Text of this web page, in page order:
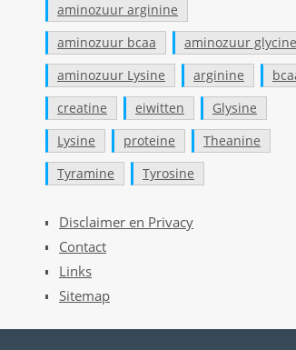
aminozuur arginine
aminozuur bcaa
aminozuur glycine
aminozuur Lysine
arginine
creatine
eiwitten
Glysine
Lysine
proteine
Theanine
Tyramine
Tyrosine
Disclaimer en Privacy
Contact
Links
Sitemap